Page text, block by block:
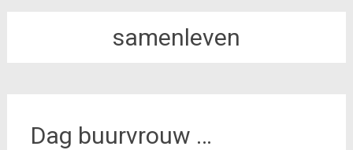
samenleven
Dag buurvrouw …